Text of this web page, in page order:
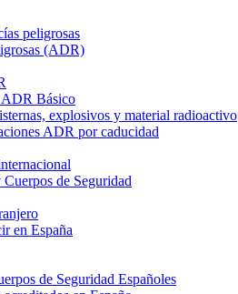
peligrosas
(ADR)
ADR Básico
explosivos y material radioactivo
ADR por caducidad
de Seguridad
en España
de Seguridad Españoles